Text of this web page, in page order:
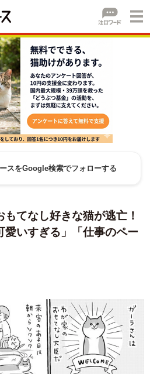
スをGoogle検索でフォローする
もてなし好きな猫が逃亡！
愛いすぎる」「仕事のペー